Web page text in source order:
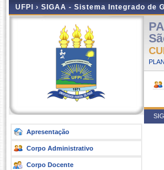
UFPI › SIGAA - Sistema Integrado de
Apresentação
Corpo Administrativo
Corpo Docente